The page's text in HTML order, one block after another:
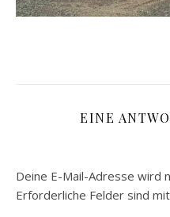
EINE
Deine E-Mail-Adresse wird
Erforderliche Felder sind mit